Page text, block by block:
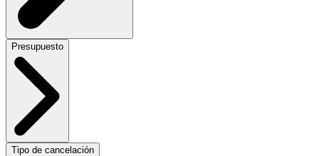
Presupuesto
Tipo de cancelación